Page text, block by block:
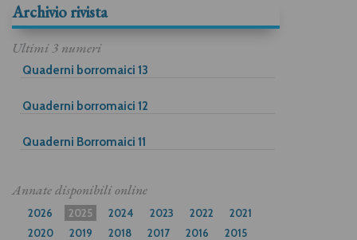
Archivio rivista
Ultimi 3 numeri
Quaderni borromaici 13
Quaderni borromaici 12
Quaderni Borromaici 11
Annate disponibili online
2026 2025 2024 2023 2022
2021
2020
2019 2018 2017 2016
2015